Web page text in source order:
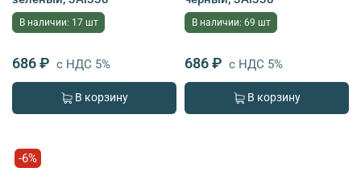
В наличии: 17 шт
686 ₽ с НДС 5%
В корзину
В наличии: 69 шт
686 ₽ с НДС 5%
В корзину
-6%